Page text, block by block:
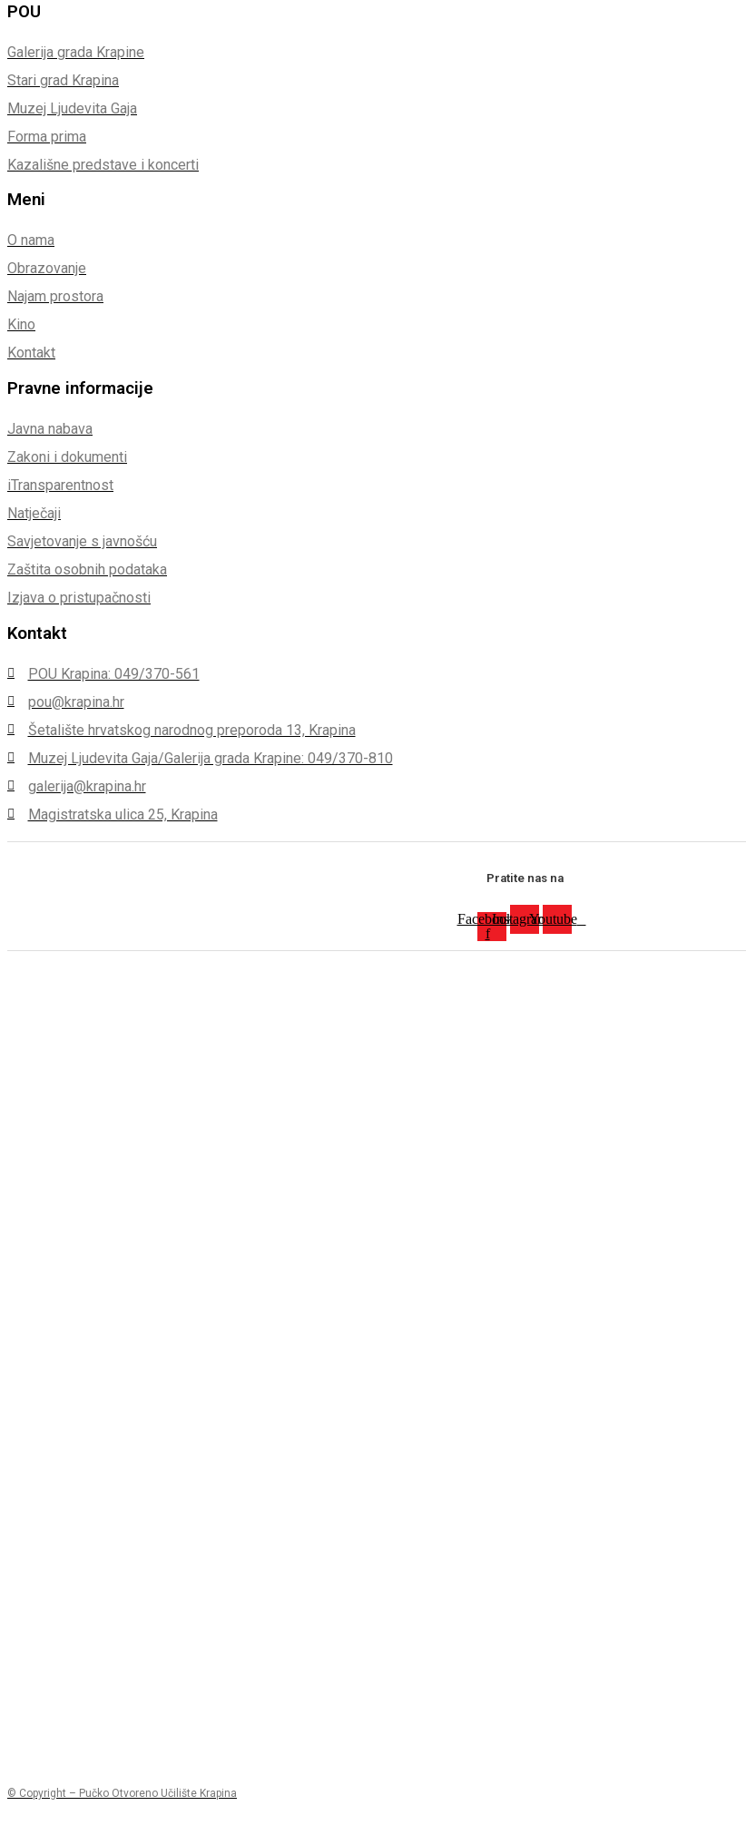
POU
Galerija grada Krapine
Stari grad Krapina
Muzej Ljudevita Gaja
Forma prima
Kazališne predstave i koncerti
Meni
O nama
Obrazovanje
Najam prostora
Kino
Kontakt
Pravne informacije
Javna nabava
Zakoni i dokumenti
iTransparentnost
Natječaji
Savjetovanje s javnošću
Zaštita osobnih podataka
Izjava o pristupačnosti
Kontakt
POU Krapina: 049/370-561
pou@krapina.hr
Šetalište hrvatskog narodnog preporoda 13, Krapina
Muzej Ljudevita Gaja/Galerija grada Krapine: 049/370-810
galerija@krapina.hr
Magistratska ulica 25, Krapina
Pratite nas na
Facebook-
f
InstagramYoutube
© Copyright – Pučko Otvoreno Učilište Krapina